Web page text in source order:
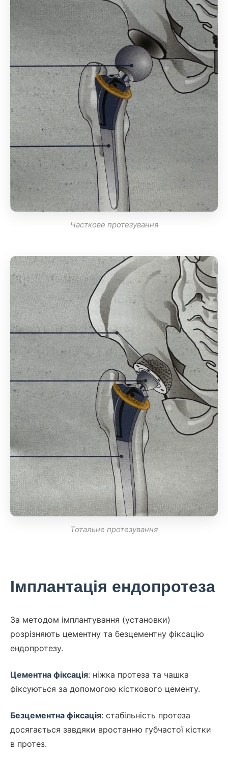
Часткове протезування
Тотальне протезування
Імплантація ендопротеза
За методом імплантування (установки)
розрізняють цементну та безцементну фіксацію
ендопротезу.
Цементна фіксація: ніжка протеза та чашка
фіксуються за допомогою кісткового цементу.
Безцементна фіксація: стабільність протеза
досягається завдяки вростанню губчастої кістки
в протез.